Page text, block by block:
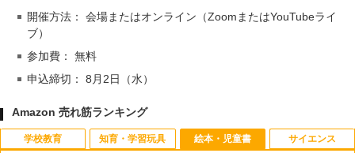
開催方法： 会場またはオンライン（ZoomまたはYouTubeライ
ブ）
参加費： 無料
申込締切： 8月2日（水）
Amazon 売れ筋ランキング
学校教育 知育・学習玩具 絵本・児童書 サイエンス